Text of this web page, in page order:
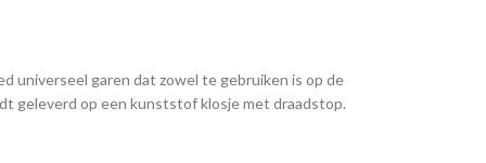
universeel garen dat zowel te gebruiken is op de
geleverd op een kunststof klosje met draadstop.